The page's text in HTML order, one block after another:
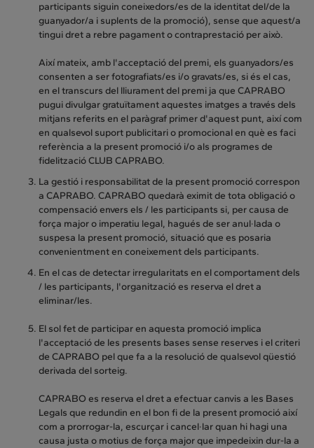
participants siguin coneixedors/es de la identitat del/de la
guanyador/a i suplents de la promoció), sense que aquest/a
tingui dret a rebre pagament o contraprestació per això.
Així mateix, amb l'acceptació del premi, els guanyadors/es
consenten a ser fotografiats/es i/o gravats/es, si és el cas,
en el transcurs del lliurament del premi ja que CAPRABO
pugui divulgar gratuïtament aquestes imatges a través dels
mitjans referits en el paràgraf primer d'aquest punt, així com
en qualsevol suport publicitari o promocional en què es faci
referència a la present promoció i/o als programes de
fidelització CLUB CAPRABO.
La gestió i responsabilitat de la present promoció correspon
a CAPRABO. CAPRABO quedarà eximit de tota obligació o
compensació envers els / les participants si, per causa de
força major o imperatiu legal, hagués de ser anul·lada o
suspesa la present promoció, situació que es posaria
convenientment en coneixement dels participants.
En el cas de detectar irregularitats en el comportament dels
/ les participants, l'organització es reserva el dret a
eliminar/les.
El sol fet de participar en aquesta promoció implica
l'acceptació de les presents bases sense reserves i el criteri
de CAPRABO pel que fa a la resolució de qualsevol qüestió
derivada del sorteig.
CAPRABO es reserva el dret a efectuar canvis a les Bases
Legals que redundin en el bon fi de la present promoció així
com a prorrogar-la, escurçar i cancel·lar quan hi hagi una
causa justa o motius de força major que impedeixin dur-la a